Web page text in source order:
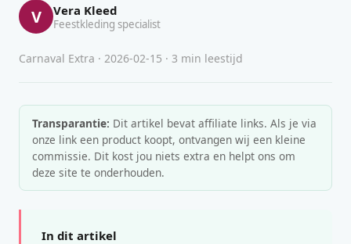
V Vera Kleed
Feestkleding specialist
Carnaval Extra · 2026-02-15 · 3 min leestijd
Transparantie: Dit artikel bevat affiliate links. Als je via
onze link een product koopt, ontvangen wij een kleine
commissie. Dit kost jou niets extra en helpt ons om
deze site te onderhouden.
In dit artikel